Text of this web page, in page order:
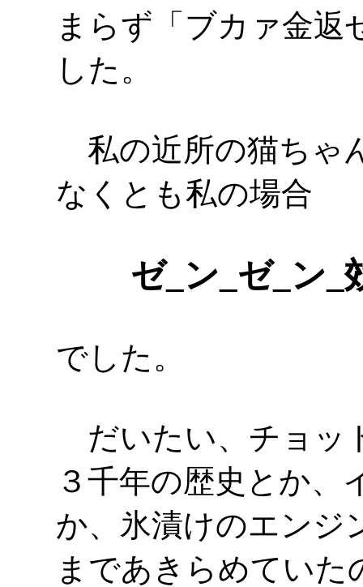
まらず「ブカァ金返
した。
私の近所の猫ちゃ
なくとも私の場合
ゼ_ン_ゼ_ン_
でした。
だいたい、チョッ
３千年の歴史とか、
か、氷漬けのエンジ
まであきらめてい